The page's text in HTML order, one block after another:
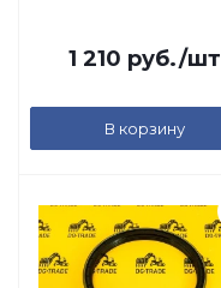
1 210 руб./шт
В корзину